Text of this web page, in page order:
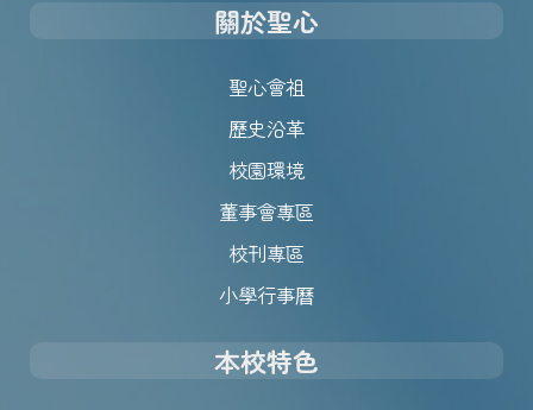
關於聖心
聖心會祖
歷史沿革
校園環境
董事會專區
校刊專區
小學行事曆
本校特色